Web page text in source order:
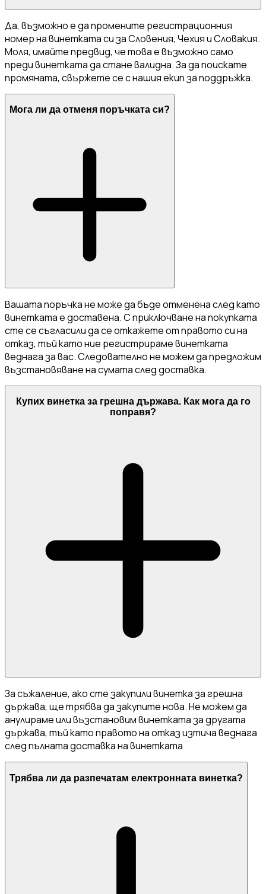
Да, възможно е да промените регистрационния
номер на винетката си за Словения, Чехия и Словакия.
Моля, имайте предвид, че това е възможно само
преди винетката да стане валидна. За да поискате
промяната, свържете се с нашия екип за поддръжка.
Мога ли да отменя поръчката си?
Вашата поръчка не може да бъде отменена след като
винетката е доставена. С приключване на покупката
сте се съгласили да се откажете от правото си на
отказ, тъй като ние регистрираме винетката
веднага за вас. Следователно не можем да предложим
възстановяване на сумата след доставка.
Купих винетка за грешна държава. Как мога да го
поправя?
За съжаление, ако сте закупили винетка за грешна
държава, ще трябва да закупите нова. Не можем да
анулираме или възстановим винетката за другата
държава, тъй като правото на отказ изтича веднага
след пълната доставка на винетката
Трябва ли да разпечатам електронната винетка?